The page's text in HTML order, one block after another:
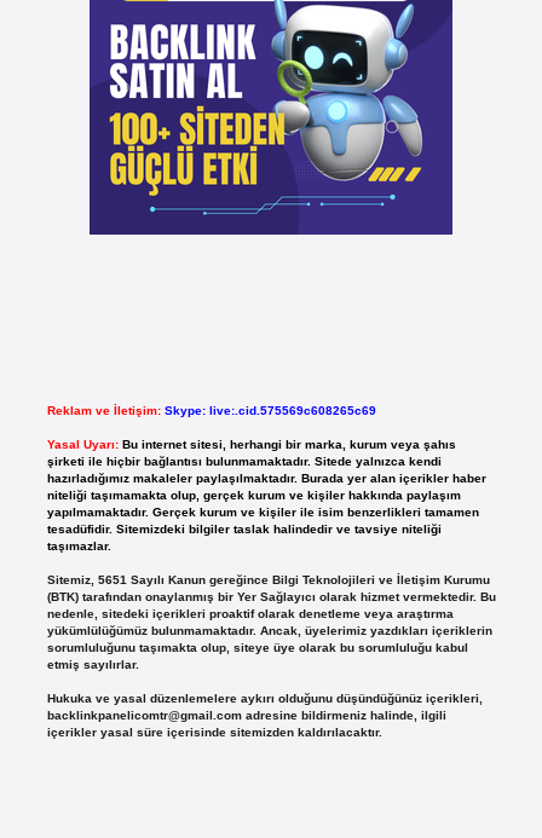
Reklam ve İletişim: Skype: live:.cid.575569c608265c69
Yasal Uyarı: Bu internet sitesi, herhangi bir marka, kurum veya şahıs
şirketi ile hiçbir bağlantısı bulunmamaktadır. Sitede yalnızca kendi
hazırladığımız makaleler paylaşılmaktadır. Burada yer alan içerikler haber
niteliği taşımamakta olup, gerçek kurum ve kişiler hakkında paylaşım
yapılmamaktadır. Gerçek kurum ve kişiler ile isim benzerlikleri tamamen
tesadüfidir. Sitemizdeki bilgiler taslak halindedir ve tavsiye niteliği
taşımazlar.
Sitemiz, 5651 Sayılı Kanun gereğince Bilgi Teknolojileri ve İletişim Kurumu
(BTK) tarafından onaylanmış bir Yer Sağlayıcı olarak hizmet vermektedir. Bu
nedenle, sitedeki içerikleri proaktif olarak denetleme veya araştırma
yükümlülüğümüz bulunmamaktadır. Ancak, üyelerimiz yazdıkları içeriklerin
sorumluluğunu taşımakta olup, siteye üye olarak bu sorumluluğu kabul
etmiş sayılırlar.
Hukuka ve yasal düzenlemelere aykırı olduğunu düşündüğünüz içerikleri,
backlinkpanelicomtr@gmail.comadresine bildirmeniz halinde, ilgili
içerikler yasal süre içerisinde sitemizden kaldırılacaktır.